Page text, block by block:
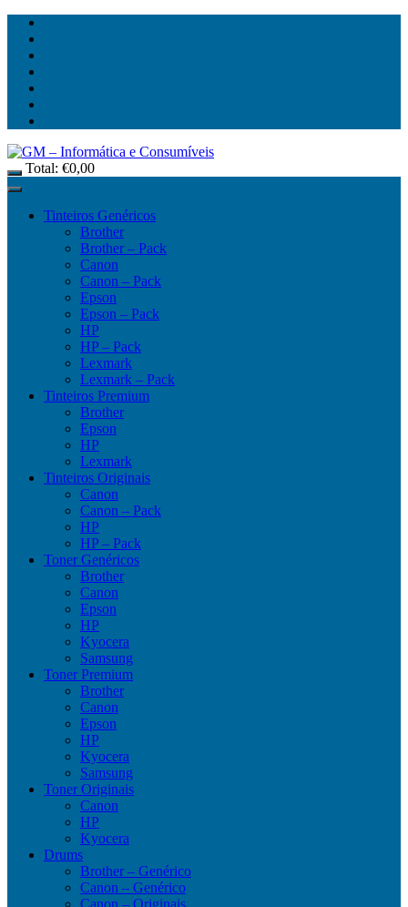
Total: €0,00
Tinteiros Genéricos
Brother
Brother – Pack
Canon
Canon – Pack
Epson
Epson – Pack
HP
HP – Pack
Lexmark
Lexmark – Pack
Tinteiros Premium
Brother
Epson
HP
Lexmark
Tinteiros Originais
Canon
Canon – Pack
HP
HP – Pack
Toner Genéricos
Brother
Canon
Epson
HP
Kyocera
Samsung
Toner Premium
Brother
Canon
Epson
HP
Kyocera
Samsung
Toner Originais
Canon
HP
Kyocera
Drums
Brother – Genérico
Canon – Genérico
Canon – Originais